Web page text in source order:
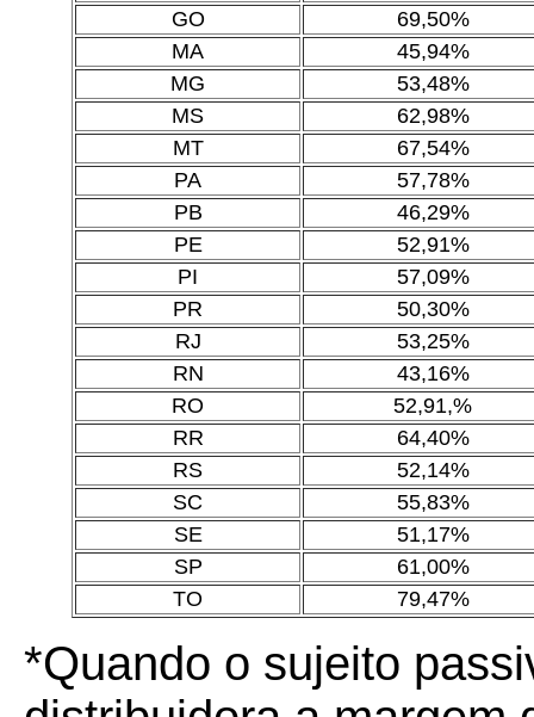
GO
69,50%
MA
45,94%
MG
53,48%
MS
62,98%
MT
67,54%
PA
57,78%
PB
46,29%
PE
52,91%
PI
57,09%
PR
50,30%
RJ
53,25%
RN
43,16%
RO
52,91,%
RR
64,40%
RS
52,14%
SC
55,83%
SE
51,17%
SP
61,00%
TO
79,47%
*Quando o sujeito